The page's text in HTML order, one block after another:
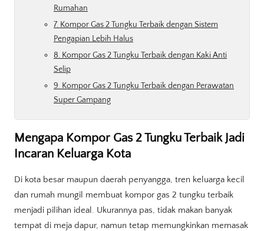
Rumahan
7. Kompor Gas 2 Tungku Terbaik dengan Sistem
Pengapian Lebih Halus
8. Kompor Gas 2 Tungku Terbaik dengan Kaki Anti
Selip
9. Kompor Gas 2 Tungku Terbaik dengan Perawatan
Super Gampang
Mengapa Kompor Gas 2 Tungku Terbaik Jadi
Incaran Keluarga Kota
Di kota besar maupun daerah penyangga, tren keluarga kecil
dan rumah mungil membuat kompor gas 2 tungku terbaik
menjadi pilihan ideal. Ukurannya pas, tidak makan banyak
tempat di meja dapur, namun tetap memungkinkan memasak